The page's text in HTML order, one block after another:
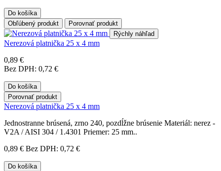
Do košíka
Obľúbený produkt
Porovnať produkt
Rýchly náhľad
Nerezová platnička 25 x 4 mm
0,89 €
Bez DPH: 0,72 €
Do košíka
Porovnať produkt
Nerezová platnička 25 x 4 mm
Jednostranne brúsená, zrno 240, pozdĺžne brúsenie Materiál: nerez -
V2A / AISI 304 / 1.4301 Priemer: 25 mm..
0,89 € Bez DPH: 0,72 €
Do košíka